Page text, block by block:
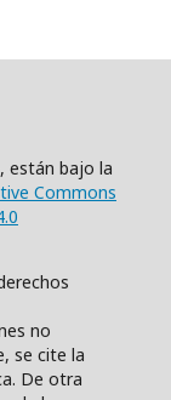
están bajo la
Commons
no
se cite la
De otra